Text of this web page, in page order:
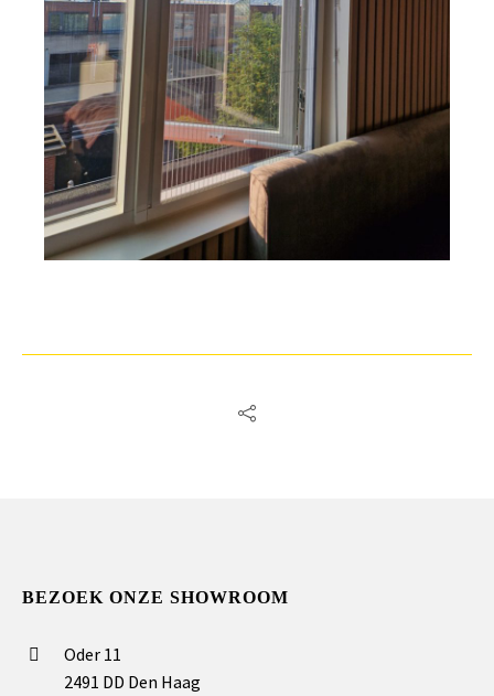
BEZOEK ONZE SHOWROOM
Oder 11
2491 DD Den Haag